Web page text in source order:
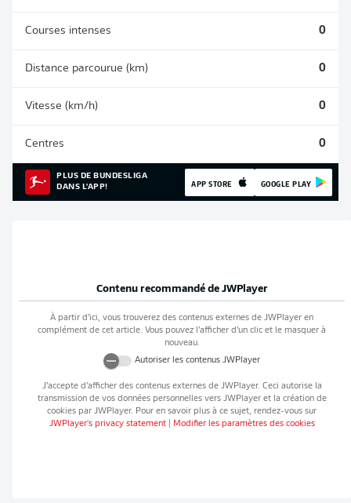
Courses intenses 0
Distance parcourue (km) 0
Vitesse (km/h) 0
Centres 0
PLUS DE BUNDESLIGA
DANS L'APP!
APP STORE GOOGLE PLAY
Contenu recommandé de JWPlayer
À partir d’ici, vous trouverez des contenus externes de JWPlayer en
complément de cet article. Vous pouvez l’afficher d’un clic et le masquer à
nouveau.
Autoriser les contenus JWPlayer
J’accepte d’afficher des contenus externes de JWPlayer. Ceci autorise la
transmission de vos données personnelles vers JWPlayeret la création de
cookies par JWPlayer. Pour en savoir plus à ce sujet, rendez-vous sur
JWPlayer's privacy statement| Modifier les paramètres des cookies